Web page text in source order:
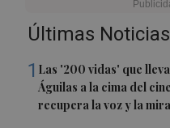
Últimas Noticias
1 Las '200 vidas' que
Águilas a la cima del
recupera la voz y la